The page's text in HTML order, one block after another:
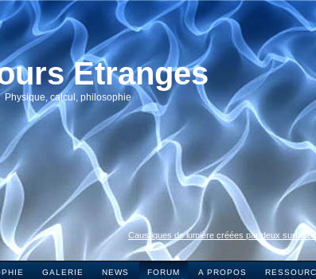
Etranges
Physique, calcul, philosophie
Caustiques de lumière créées par deux surfaces
GALERIE NEWS FORUM A PROPOS